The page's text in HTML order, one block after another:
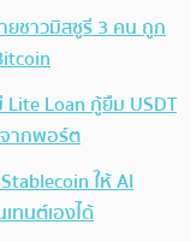
ยชาวมิสซูรี 3 คน ถูก
Lite Loan กู้ยืม USDT
ากพอร์ต
ให้ AI
ทนต์เองได้